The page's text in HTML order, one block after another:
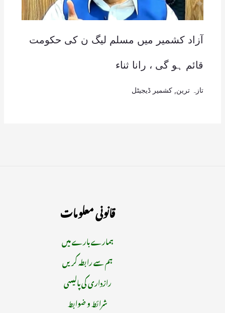
آزاد کشمیر میں مسلم لیگ ن کی حکومت
قائم ہو گی ، رانا ثناء
تازہ ترین کشمیر ڈیجیٹل
قانونی معلومات
ہمارے بارے میں
ہم سے رابطہ کریں
رازداری کی پالیسی
شرائط و ضوابط